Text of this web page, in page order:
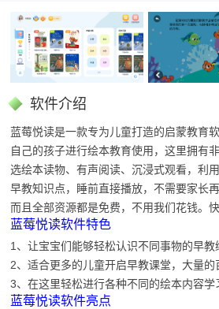
软件介绍
蓝莓悦读是一款专为儿童打造的启蒙教育
自己的孩子进行绘本教育使用，这里拥有
选绘本读物、有声阅读、沉浸式观看，利
早教知识点，睡前直接播放，不需要家长
而且全部资源都是免费，不用我们花钱。快
蓝莓悦读软件特色
1、让宝宝们能够轻松认识不同事物的早教
2、适合更多的儿童开启早教课堂，大量的
3、在这里轻松进行各种不同的绘本内容学
蓝莓悦读软件亮点